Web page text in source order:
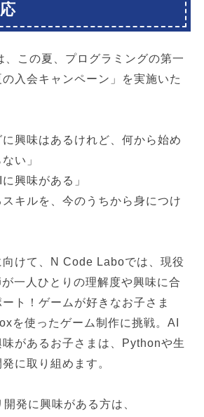
この夏、プログラミングの第一
入会キャンペーン」を実施いた
に興味はあるけれど、何から始め
い」
興味がある」
スキルを、今のうちから身につけ
向けて、N Code Laboでは、現役
一人ひとりの理解度や興味に合
ト！ゲームが好きなお子さま
を使ったゲーム制作に挑戦。AI
があるお子さまは、Pythonや生
に取り組めます。
発に興味がある方は、